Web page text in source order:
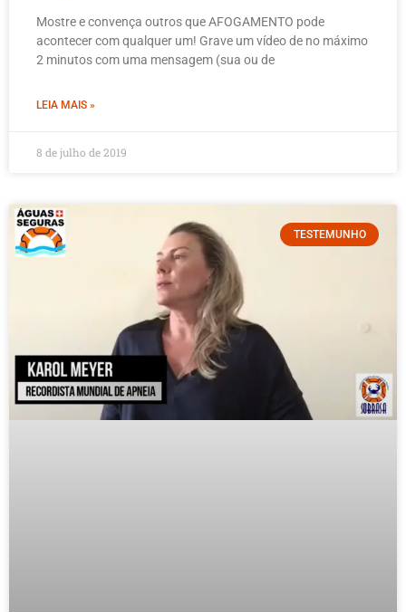
Mostre e convença outros que AFOGAMENTO pode
acontecer com qualquer um! Grave um vídeo de no máximo
2 minutos com uma mensagem (sua ou de
LEIA MAIS »
8 de julho de 2019
TESTEMUNHO